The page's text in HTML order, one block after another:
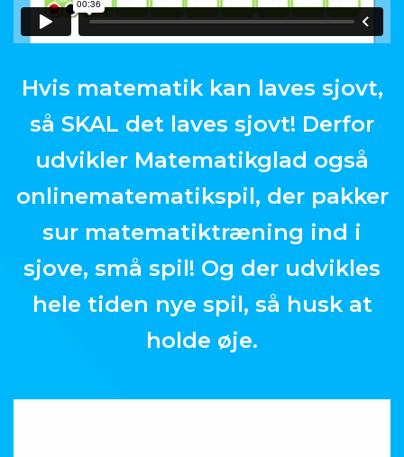
Hvis matematik kan laves sjovt,
så SKAL det laves sjovt! Derfor
udvikler Matematikglad også
onlinematematikspil, der pakker
sur matematiktræning ind i
sjove, små spil! Og der udvikles
hele tiden nye spil, så husk at
holde øje.